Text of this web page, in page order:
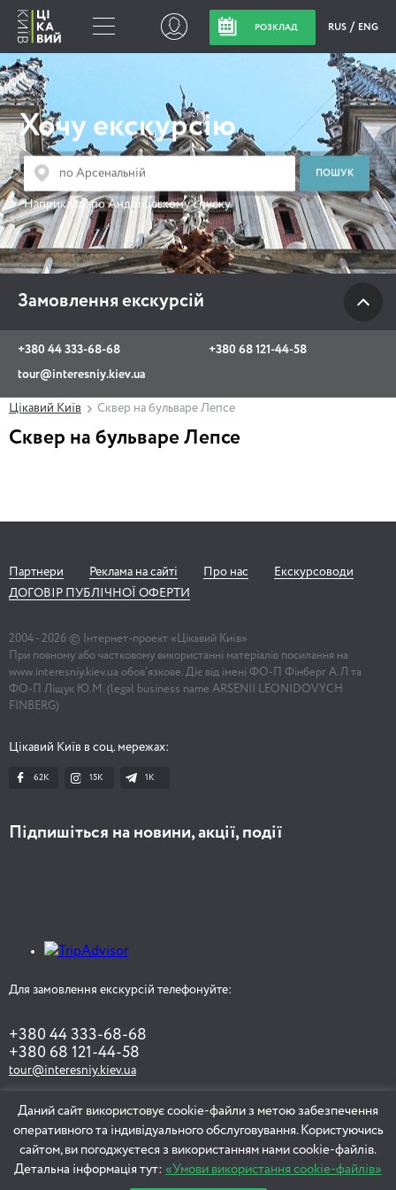
Даний сайт використовує cookie-файли з метою забезпечення
оперативного та індивідуального обслуговування. Користуючись
сайтом, ви погоджуєтеся з використанням нами cookie-файлів.
Детальна інформація тут: «Умови використання cookie-файлів»
РОЗКЛАД RUS ENG
Хочу екскурсію
Наприклад:по Андріївському спуску
Замовлення екскурсій
+380 44 333-68-68
+380 68 121-44-58
tour@interesniy.kiev.ua
Замовлення
екскурсій
+380 44 333-68-68
+380 68 121-44-58
tour@interesniy.kiev.ua
з 10.00 до 19:30 щоденно
Viber WhatsApp
Цікавий Київ Сквер на бульваре Лепсе
Сквер на бульваре Лепсе
Партнери Реклама на сайті Про нас
Екскурсоводи
ДОГОВІР ПУБЛІЧНОЇ ОФЕРТИ
2004 - 2026 © Інтернет-проект «Цікавий Київ»
При повному або частковому використанні матеріалів посилання на
www.interesniy.kiev.ua обов'язкове. Діє від імені ФО-П Фінберг А.Л та
ФО-П Ліщук Ю.М. (legal business name ARSENII LEONIDOVYCH
FINBERG)
Цікавий Київ в соц. мережах:
62K 15K 1К
Підпишіться на новини, акції, події
Для замовлення екскурсій телефонуйте:
+380 44 333-68-68
+380 68 121-44-58
tour@interesniy.kiev.ua
ЗАМОВИТИ ЕКСКУРСІЮ